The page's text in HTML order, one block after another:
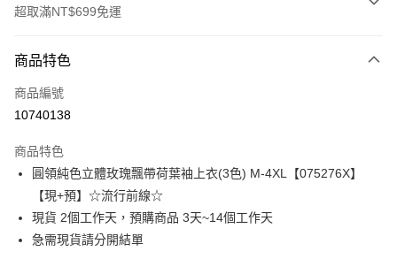
超取滿NT$699免運
信用卡一次付款
超商取貨付款
Apple Pay
街口支付
悠遊付
商品特色
商品編號
10740138
商品特色
圓領純色立體玫瑰飄帶荷葉袖上衣(3色) M-4XL【075276X】
【現+預】☆流行前線☆
現貨 2個工作天，預購商品 3天~14個工作天
急需現貨請分開結單